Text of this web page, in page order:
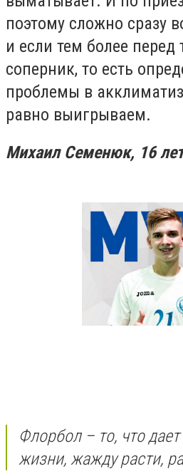
поэтому сложно сразу
и если тем более перед
соперник, то есть
проблемы в
равно выигрываем.
Михаил Семенюк, 16
Флорбол – то, что
жизни, жажду расти,